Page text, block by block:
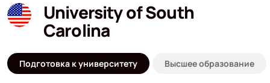
University of South
Carolina
Подготовка к университету Высшее образование